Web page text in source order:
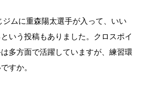
ジムに重森陽太選手が入って、いい
いう投稿もありました。クロスポイ
多方面で活躍していますが、練習環
すか。